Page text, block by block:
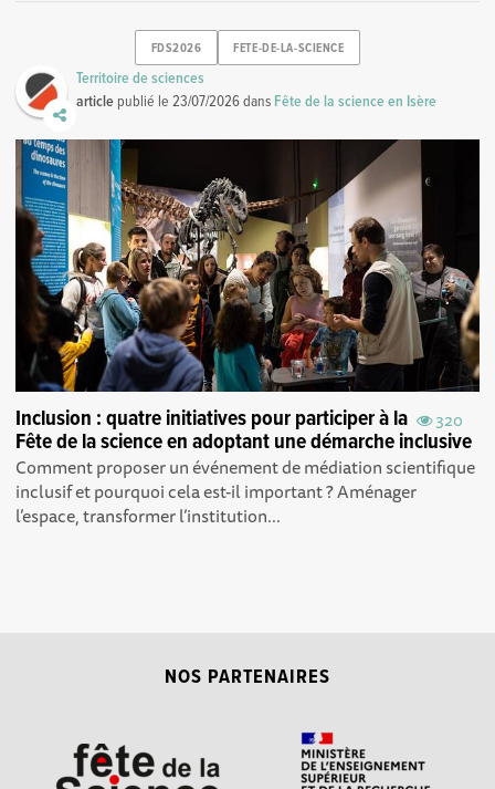
FDS2026 FETE-DE-LA-SCIENCE
Territoire de sciences
article publié le23/07/2026dans Fête de la science en Isère
320
Inclusion : quatre initiatives pour participer à la
Fête de la science en adoptant une démarche inclusive
Comment proposer un événement de médiation scientifique
inclusif et pourquoi cela est-il important ? Aménager
l’espace, transformer l’institution...
NOS PARTENAIRES